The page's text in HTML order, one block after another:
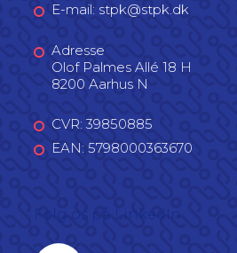
E-mail: stpk@stpk.dk
Adresse
Olof Palmes Allé 18 H
8200 Aarhus N
CVR: 39850885
EAN: 5798000363670